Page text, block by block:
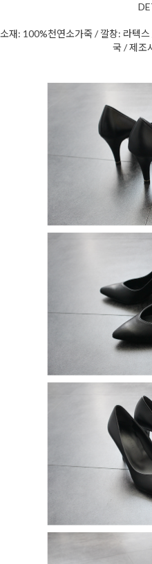
소재: 100%천연소가죽 / 깔창: 라텍
국 / 제조